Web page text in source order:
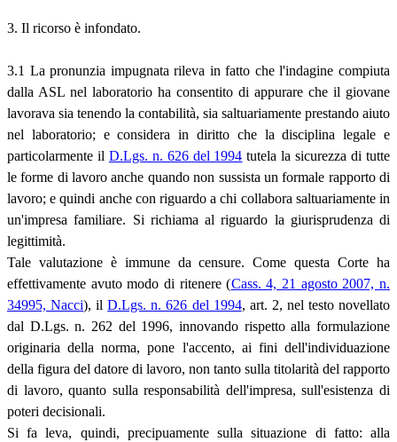
3. Il ricorso è infondato.
3.1 La pronunzia impugnata rileva in fatto che l'indagine compiuta
dalla ASL nel laboratorio ha consentito di appurare che il giovane
lavorava sia tenendo la contabilità, sia saltuariamente prestando aiuto
nel laboratorio; e considera in diritto che la disciplina legale e
particolarmente il D.Lgs. n. 626 del 1994 tutela la sicurezza di tutte
le forme di lavoro anche quando non sussista un formale rapporto di
lavoro; e quindi anche con riguardo a chi collabora saltuariamente in
un'impresa familiare. Si richiama al riguardo la giurisprudenza di
legittimità.
Tale valutazione è immune da censure. Come questa Corte ha
effettivamente avuto modo di ritenere (Cass. 4, 21 agosto 2007, n.
34995, Nacci), ilD.Lgs. n. 626 del 1994, art. 2, nel testo novellato
dal D.Lgs. n. 262 del 1996, innovando rispetto alla formulazione
originaria della norma, pone l'accento, ai fini dell'individuazione
della figura del datore di lavoro, non tanto sulla titolarità del rapporto
di lavoro, quanto sulla responsabilità dell'impresa, sull'esistenza di
poteri decisionali.
Si fa leva, quindi, precipuamente sulla situazione di fatto: alla